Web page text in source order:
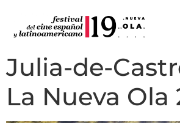
Julia-de-
La Nueva Ola